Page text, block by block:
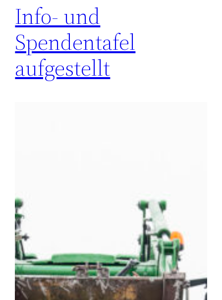
Info- und
Spendentafel
aufgestellt